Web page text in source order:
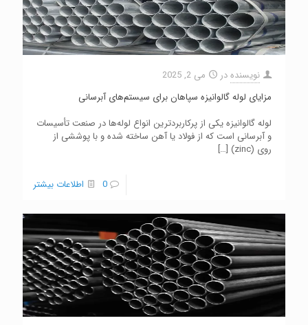
نویسندهدر
می 2, 2025
مزایای لوله گالوانیزه سپاهان برای سیستم‌های آبرسانی
لوله گالوانیزه یکی از پرکاربردترین انواع لوله‌ها در صنعت تأسیسات
و آبرسانی است که از فولاد یا آهن ساخته شده و با پوششی از
روی (zinc)
[…]
0 اطلاعات بیشتر